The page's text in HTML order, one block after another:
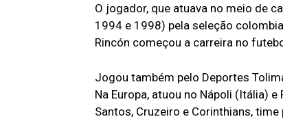
O jogador, que atuava no meio de
1994 e 1998) pela seleção
Rincón começou a carreira no
Jogou também pelo Deportes
Na Europa, atuou no Nápoli (Itália)
Santos, Cruzeiro e Corinthians,